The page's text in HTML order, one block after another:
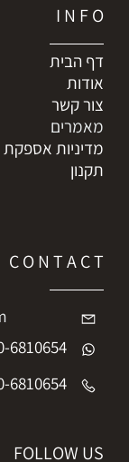
I N F O
דף הבית
אודות
צור קשר
מאמרים
מדיניות אספקת
תקנון
C O N T A C T
6810654
6810654
FOLLOW US